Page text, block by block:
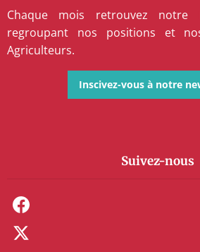
Chaque mois retrouvez notre
regroupant nos positions et
Agriculteurs.
Inscivez-vous à notre
Suivez-nous